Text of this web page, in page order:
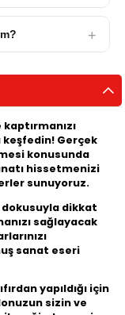
Gerçek
konusunda
hissetmenizi
sunuyoruz.
dokusuyla dikkat
sağlayacak
sanat eseri
yapıldığı için
sizin ve